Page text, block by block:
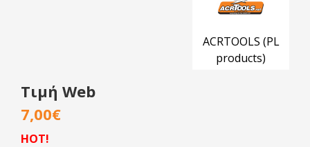
ACRTOOLS (PL
products)
Τιμή Web
7,00€
HOT!